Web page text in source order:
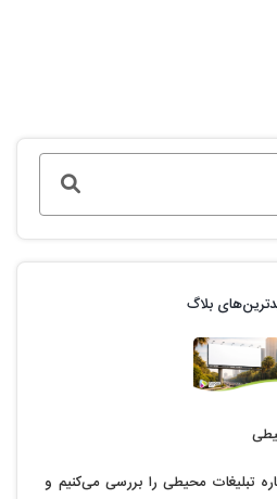
بلاگ
غلط درباره تبلیغات محیطی را بررسی می‌کنیم و